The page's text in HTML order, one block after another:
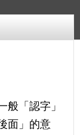
般「認字」
面」的意